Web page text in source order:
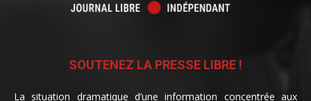
SOUTENEZ LA PRESSE LIBRE !
La situation dramatique d’une information concentrée aux